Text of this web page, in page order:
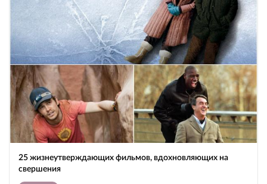
25 жизнеутверждающих фильмов, вдохновляющих на
свершения